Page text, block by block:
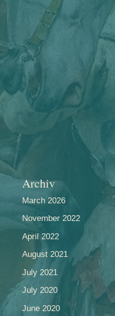
„Freunde der
Passau e. V.“
,
2022, 16 Uhr
Ratskeller/
assau
Archiv
March 2026
November 2022
April 2022
August 2021
July 2021
July 2020
June 2020